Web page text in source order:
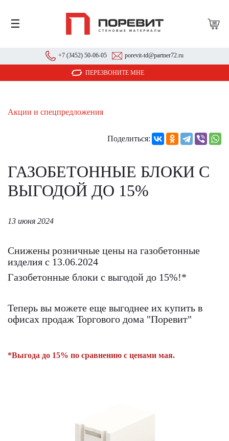
☰
+7 (3452) 50-06-05 porevit-td@partner72.ru
ПЕРЕЗВОНИТЕ МНЕ
Акции и спецпредложения
Поделиться:
ГАЗОБЕТОННЫЕ БЛОКИ С
ВЫГОДОЙ ДО 15%
13 июня 2024
Снижены розничные цены на газобетонные
изделия с 13.06.2024
Газобетонные блоки с выгодой до 15%!*
Теперь вы можете еще выгоднее их купить в
офисах продаж Торгового дома "Поревит"
*Выгода до 15% по сравнению с ценами мая.